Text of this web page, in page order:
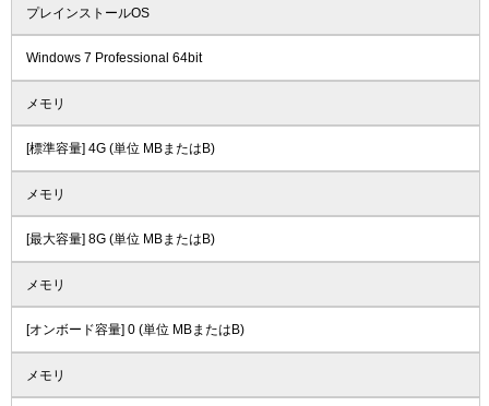
プレインストールOS
Windows 7 Professional 64bit
メモリ
[標準容量] 4G (単位 MBまたはB)
メモリ
[最大容量] 8G (単位 MBまたはB)
メモリ
[オンボード容量] 0 (単位 MBまたはB)
メモリ